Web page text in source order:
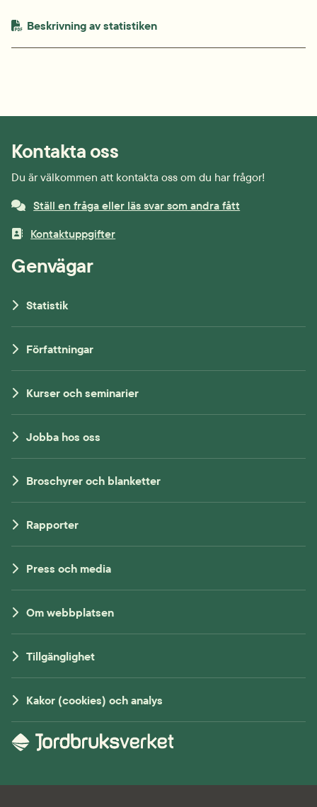
PDF-fil.
Beskrivning av statistikenpdf, 38.4 kB.
Kontakta oss
Du är välkommen att kontakta oss om du har frågor!
Ställ en fråga eller läs svar som andra fått
Kontaktuppgifter
Genvägar
Statistik
Författningar
Kurser och seminarier
Jobba hos oss
Broschyrer och blanketter
Rapporter
Press och media
Om webbplatsen
Tillgänglighet
Kakor (cookies) och analys